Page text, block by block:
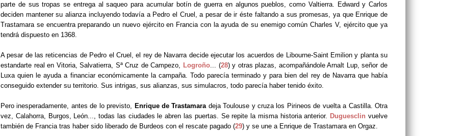
parte de sus tropas se entrega al saqueo para acumular botín de guerra en algunos pueblos, como Valtierra. Edward y Carlos
deciden mantener su alianza incluyendo todavía a Pedro el Cruel, a pesar de ir éste faltando a sus promesas, ya que Enrique de
Trastamara se encuentra preparando un nuevo ejército en Francia con la ayuda de su enemigo común Charles V, ejército que ya
tendrá dispuesto en 1368.
A pesar de las reticencias de Pedro el Cruel, el rey de Navarra decide ejecutar los acuerdos de Libourne-Saint Emilion y planta su
estandarte real en Vitoria, Salvatierra, Sª Cruz de Campezo, Logroño... (28) y otras plazas, acompañándole Arnalt Lup, señor de
Luxa quien le ayuda a financiar económicamente la campaña. Todo parecía terminado y para bien del rey de Navarra que había
conseguido extender su territorio. Sus intrigas, sus alianzas, sus simulacros, todo parecía haber tenido éxito.
Pero inesperadamente, antes de lo previsto, Enrique de Trastamara deja Toulouse y cruza los Pirineos de vuelta a Castilla. Otra
vez, Calahorra, Burgos, León..., todas las ciudades le abren las puertas. Se repite la misma historia anterior. Duguesclin vuelve
también de Francia tras haber sido liberado de Burdeos con el rescate pagado (29) y se une a Enrique de Trastamara en Orgaz.